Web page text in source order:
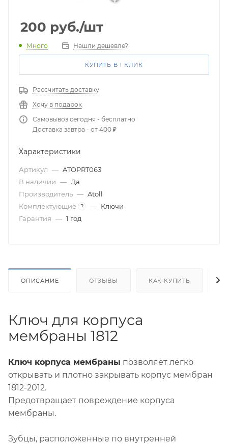
200 руб./шт
Много Нашли дешевле?
КУПИТЬ В 1 КЛИК
Рассчитать доставку
Хочу в подарок
Самовывоз сегодня - бесплатно
Доставка завтра - от 400 ₽
Характеристики
Артикул — ATOPRT063
В наличии — Да
Производитель — Atoll
Комплектующие ? — Ключи
Гарантия — 1 год
ОПИСАНИЕ ОТЗЫВЫ КАК КУПИТЬ
Ключ для корпуса
мембраны 1812
Ключ корпуса мембраны позволяет легко
открывать и плотно закрывать корпус мембран
1812-2012.
Предотвращает повреждение корпуса
мембраны.
Зубцы, расположенные по внутренней